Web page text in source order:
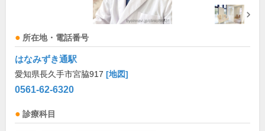
所在地・電話番号
はなみずき通駅
愛知県長久手市宮脇917 [地図]
0561-62-6320
診療科目